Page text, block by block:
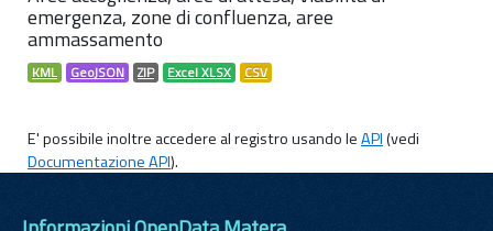
emergenza, zone di confluenza, aree
ammassamento
KML GeoJSON ZIP Excel XLSX CSV
E' possibile inoltre accedere al registro usando leAPI(vedi
Documentazione API).